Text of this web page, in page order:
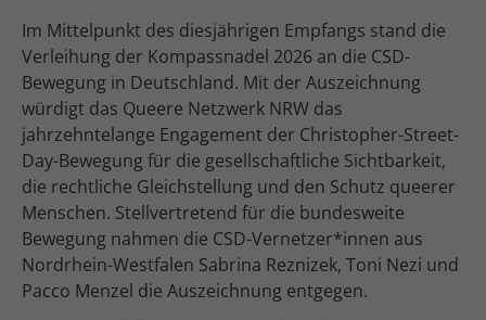
Im Mittelpunkt des diesjährigen Empfangs stand die
Verleihung der Kompassnadel 2026 an die CSD-
Bewegung in Deutschland. Mit der Auszeichnung
würdigt das Queere Netzwerk NRW das
jahrzehntelange Engagement der Christopher-Street-
Day-Bewegung für die gesellschaftliche Sichtbarkeit,
die rechtliche Gleichstellung und den Schutz queerer
Menschen. Stellvertretend für die bundesweite
Bewegung nahmen die CSD-Vernetzer*innen aus
Nordrhein-Westfalen Sabrina Reznizek, Toni Nezi und
Pacco Menzel die Auszeichnung entgegen.